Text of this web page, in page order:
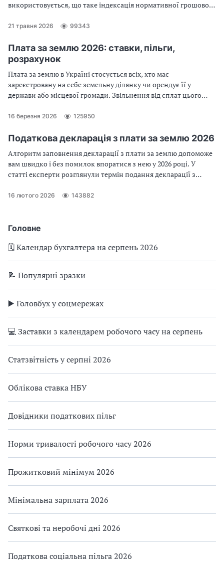
Головне
🗓️ Календар бухгалтера на серпень 2026
📝 Популярні зразки
▶️ Головбух у соцмережах
💻 Заставки з календарем робочого часу на серпень
Статзвітність у серпні 2026
Облікова ставка НБУ
Довідники податкових пільг
Норми тривалості робочого часу 2026
Прожитковий мінімум 2026
Мінімальна зарплата 2026
Святкові та неробочі дні 2026
Податкова соціальна пільга 2026
використовується, що таке індексація нормативної грошової
земельної ділянки з Державного земельного кадастру, —
21 травня 2026 99343
Плата за землю 2026: ставки, пільги,
розрахунок
Плата за землю в Україні стосується всіх, хто має
зареєстровану на себе земельну ділянку чи орендує її у
держави або місцевої громади. Звільнення від сплат цього
землі. Про те, як нараховується земельний податок з фізосіб у
територій бойових дій, — в огляді
16 березня 2026 125950
Податкова декларація з плати за землю 2026
Алгоритм заповнення декларації з плати за землю допоможе
вам швидко і без помилок впоратися з нею у 2026 році. У
статті експерти розглянули термін подання декларації з
формі декларації з плати за землю 2026, а також особливості
окупованих територіях
16 лютого 2026 143882